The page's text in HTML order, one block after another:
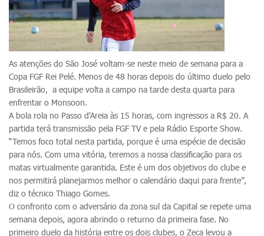
As atenções do São José voltam-se neste meio de semana para a
Copa FGF Rei Pelé. Menos de 48 horas depois do último duelo pelo
Brasileirão, a equipe volta a campo na tarde desta quarta para
enfrentar o Monsoon.
A bola rola no Passo d'Areia às 15 horas, com ingressos a R$ 20. A
partida terá transmissão pela FGF TV e pela Rádio Esporte Show.
“Temos foco total nesta partida, porque é uma espécie de decisão
para nós. Com uma vitória, teremos a nossa classificação para os
matas virtualmente garantida. Este é um dos objetivos do clube e
nos permitirá planejarmos melhor o calendário daqui para frente”,
diz o técnico Thiago Gomes.
O confronto com o adversário da zona sul da Capital se repete uma
semana depois, agora abrindo o returno da primeira fase. No
primeiro duelo da história entre os dois clubes, o Zeca levou a